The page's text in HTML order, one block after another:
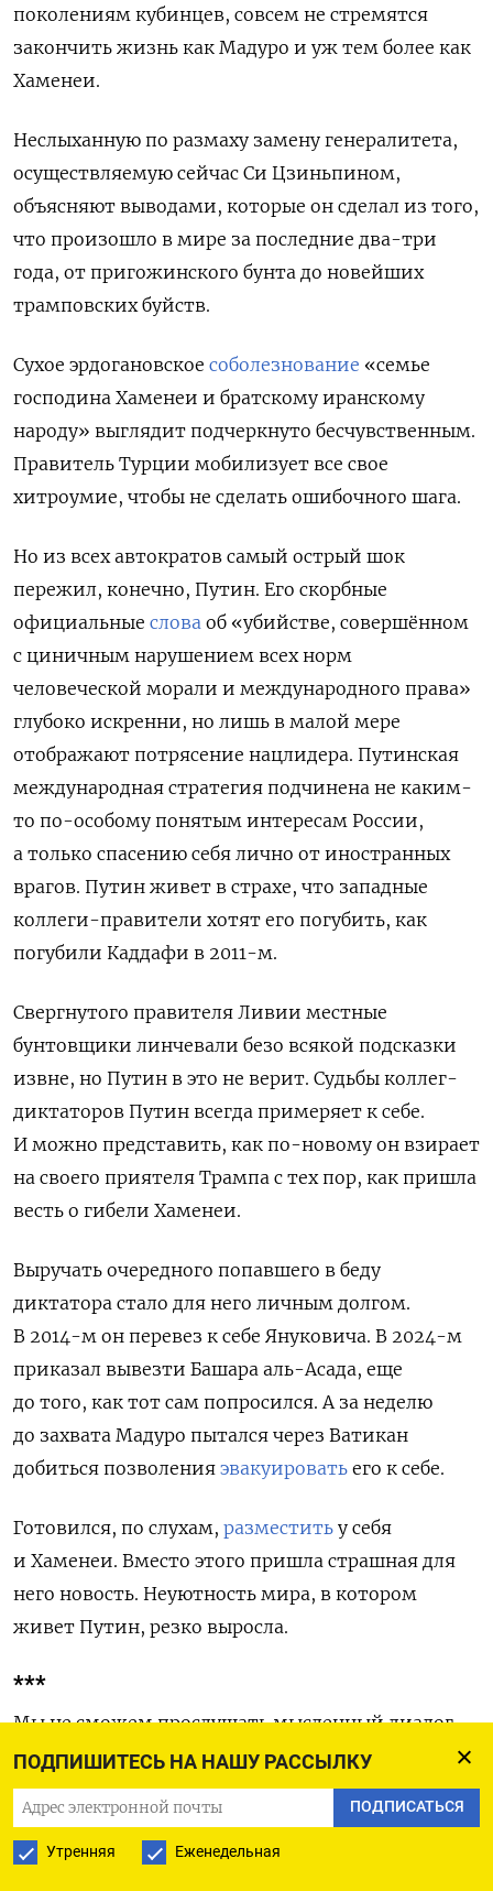
ПОДПИШИТЕСЬ НА НАШУ РАССЫЛКУ
ПОДПИСАТЬСЯ
Утренняя Еженедельная
поколениям кубинцев, совсем не стремятся
закончить жизнь как Мадуро и уж тем более как
Хаменеи.
Неслыханную по размаху замену генералитета,
осуществляемую сейчас Си Цзиньпином,
объясняют выводами, которые он сделал из того,
что произошло в мире за последние два-три
года, от пригожинского бунта до новейших
трамповских буйств.
Сухое эрдогановское соболезнование «семье
господина Хаменеи и братскому иранскому
народу» выглядит подчеркнуто бесчувственным.
Правитель Турции мобилизует все свое
хитроумие, чтобы не сделать ошибочного шага.
Но из всех автократов самый острый шок
пережил, конечно, Путин. Его скорбные
официальные слова об «убийстве, совершённом
с циничным нарушением всех норм
человеческой морали и международного права»
глубоко искренни, но лишь в малой мере
отображают потрясение нацлидера. Путинская
международная стратегия подчинена не каким-
то по-особому понятым интересам России,
а только спасению себя лично от иностранных
врагов. Путин живет в страхе, что западные
коллеги-правители хотят его погубить, как
погубили Каддафи в 2011-м.
Свергнутого правителя Ливии местные
бунтовщики линчевали безо всякой подсказки
извне, но Путин в это не верит. Судьбы коллег-
диктаторов Путин всегда примеряет к себе.
И можно представить, как по-новому он взирает
на своего приятеля Трампа с тех пор, как пришла
весть о гибели Хаменеи.
Выручать очередного попавшего в беду
диктатора стало для него личным долгом.
В 2014-м он перевез к себе Януковича. В 2024-м
приказал вывезти Башара аль-Асада, еще
до того, как тот сам попросился. А за неделю
до захвата Мадуро пытался через Ватикан
добиться позволения эвакуировать его к себе.
Готовился, по слухам, разместить у себя
и Хаменеи. Вместо этого пришла страшная для
него новость. Неуютность мира, в котором
живет Путин, резко выросла.
***
Мы не сможем прослушать мысленный диалог
Путина с усопшим. И не знаем, в какую сторону
он повернет теперь свою глобальную стратегию.
Перепугается и начнет юлить перед Западом
или, наоборот, решит, что надежды больше нет,